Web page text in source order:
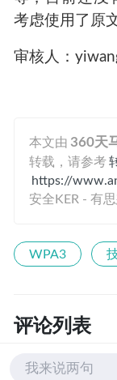
connect/
https://
等，目前还没
考虑使用了原
审核人：
https://
我来说两句